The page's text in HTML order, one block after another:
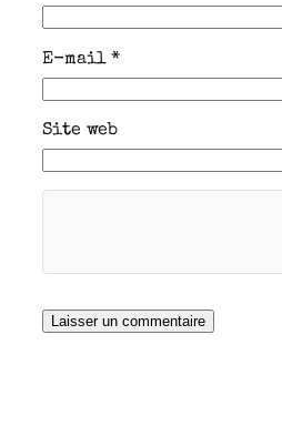
E-mail*
Site web